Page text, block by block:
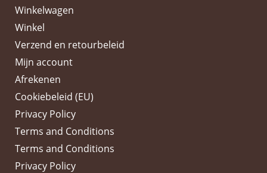
Winkelwagen
Winkel
Verzend en retourbeleid
Mijn account
Afrekenen
Cookiebeleid (EU)
Privacy Policy
Terms and Conditions
Terms and Conditions
Privacy Policy